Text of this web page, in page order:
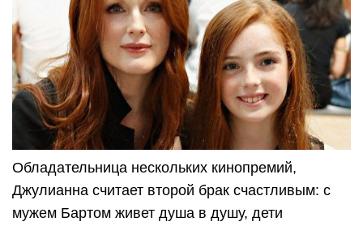
Обладательница нескольких кинопремий,
Джулианна считает второй брак счастливым: с
мужем Бартом живет душа в душу, дети